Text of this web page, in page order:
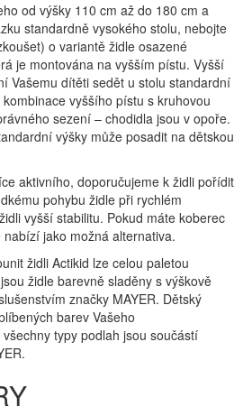
od výšky 110 cm až do 180 cm a
standardně vysokého stolu, nebojte
o variantě židle osazené
je montována na vyšším pístu. Vyšší
Vašemu dítěti sedět u stolu standardní
vyššího pístu s kruhovou
sezení – chodidla jsou v opoře.
výšky může posadit na dětskou
aktivního, doporučujeme k židli pořídit
pohybu židle při rychlém
vyšší stabilitu. Pokud máte koberec
jako možná alternativa.
židli Actikid lze celou paletou
židle barevně sladěny s výškově
značky MAYER. Dětský
barev Vašeho
typy podlah jsou součástí